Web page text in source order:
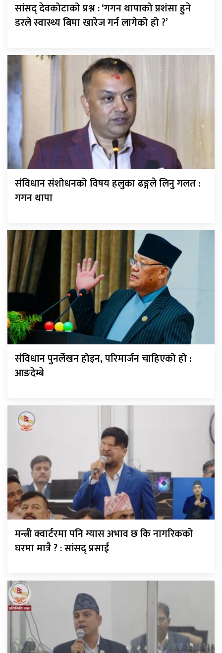
सांसद् देवकोटाको प्रश्न : ‘गगन थापाको प्रशंसा हुने
डरले स्वास्थ्य बिमा खारेज गर्न लागेको हो ?’
संविधान संशोधनको विषय हलुका ढङ्गले लिनु गलत :
गगन थापा
संविधान पुनर्लेखन होइन, परिमार्जन चाहिएको हो :
आङदेम्बे
मन्त्री क्वार्टरमा पनि ग्यास अभाव छ कि नागरिकको
घरमा मात्रै ? : सांसद् प्रसाईं